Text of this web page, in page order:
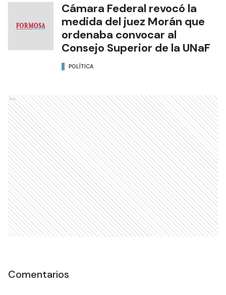
Cámara Federal revocó la
medida del juez Morán que
ordenaba convocar al
Consejo Superior de la UNaF
POLÍTICA
Ads
Comentarios